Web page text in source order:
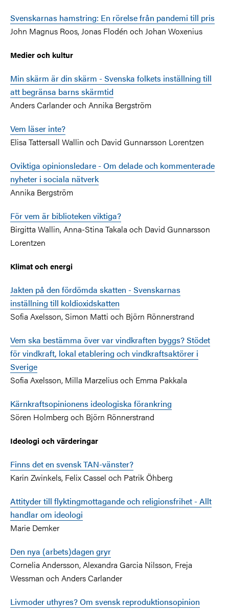
Svenskarnas hamstring: En rörelse från pandemi till pris
John Magnus Roos, Jonas Flodén och Johan Woxenius
Medier och kultur
Min skärm är din skärm - Svenska folkets inställning till
att begränsa barns skärmtid
Anders Carlander och Annika Bergström
Vem läser inte?
Elisa Tattersall Wallin och David Gunnarsson Lorentzen
Oviktiga opinionsledare - Om delade och kommenterade
nyheter i sociala nätverk
Annika Bergström
För vem är biblioteken viktiga?
Birgitta Wallin, Anna-Stina Takala och David Gunnarsson
Lorentzen
Klimat och energi
Jakten på den fördömda skatten - Svenskarnas
inställning till koldioxidskatten
Sofia Axelsson, Simon Matti och Björn Rönnerstrand
Vem ska bestämma över var vindkraften byggs? Stödet
för vindkraft, lokal etablering och vindkraftsaktörer i
Sverige
Sofia Axelsson, Milla Marzelius och Emma Pakkala
Kärnkraftsopinionens ideologiska förankring
Sören Holmberg och Björn Rönnerstrand
Ideologi och värderingar
Finns det en svensk TAN-vänster?
Karin Zwinkels, Felix Cassel och Patrik Öhberg
Attityder till flyktingmottagande och religionsfrihet - Allt
handlar om ideologi
Marie Demker
Den nya (arbets)dagen gryr
Cornelia Andersson, Alexandra Garcia Nilsson, Freja
Wessman och Anders Carlander
Livmoder uthyres? Om svensk reproduktionsopinion